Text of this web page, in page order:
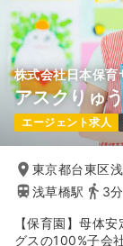
株式会社日本保育
アスクりゅ
エージェント求人
東京都台東区
浅草橋駅
3分
【保育園】母体
グスの100%子会